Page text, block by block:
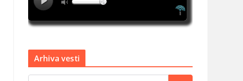
Arhiva vesti